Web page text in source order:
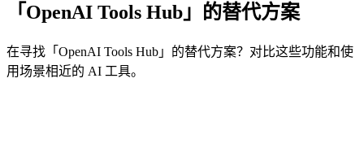
「OpenAI Tools Hub」的替代方案
在寻找「OpenAI Tools Hub」的替代方案？对比这些功能和使
用场景相近的 AI 工具。